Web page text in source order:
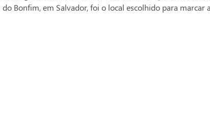
do Bonfim, em Salvador, foi o local escolhido para marcar